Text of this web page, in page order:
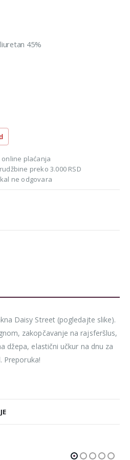
45%
online plaćanja
preko 3.000 RSD
ne odgovara
Daisy Street (pogledajte slike).
zakopčavanje na rajsferšlus,
džepa, elastični učkur na dnu za
Preporuka!